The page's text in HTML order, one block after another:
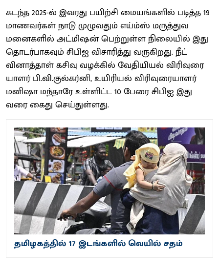
கடந்த 2025-ல் இவரது பயிற்சி மையங்​களில் படித்த 19
மாணவர்கள் நாடு முழு​வதும் எய்ம்ஸ் மருத்​து​வ​
மனை​களில் அட்மிஷன் பெற்​றுள்ள நிலை​யில் இது
தொடர்​பாக​வும் சிபிஐ விசா​ரித்து வரு​கிறது. நீட்
வினாத்​தாள் கசிவு வழக்​கில் வேதி​யியல் விரிவுரை​
யாளர் பி.​வி.குல்​கர்​னி, உயி​ரியல் விரிவுரை​யாளர்
மனிஷா மந்​தாரே உள்​ளிட்ட 10 பேரை சிபிஐ இது​
வரை கைது செய்​துள்​ளது.
தமிழகத்தில் 17 இடங்களில் வெயில் சதம்